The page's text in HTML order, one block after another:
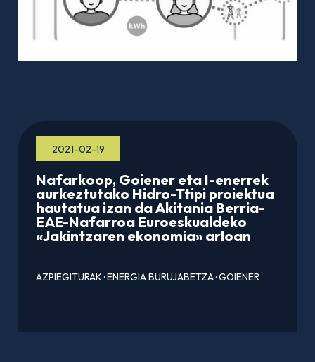
2021-02-19
Nafarkoop, Goiener eta I-enerrek
aurkeztutako Hidro-Ttipi proiektua
hautatua izan da Akitania Berria-
EAE-Nafarroa Euroeskualdeko
«Jakintzaren ekonomia» arloan
AZPIEGITURAK·ENERGIA BURUJABETZA·GOIENER